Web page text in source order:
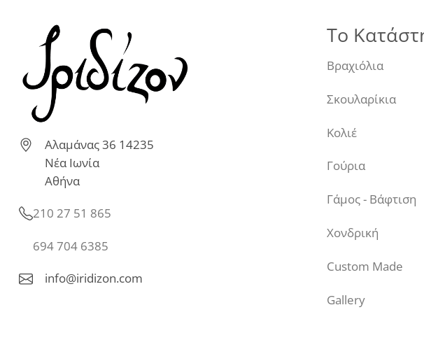
Αλαμάνας 36 14235
Νέα Ιωνία
Αθήνα
210 27 51 865
694 704 6385
info@iridizon.com
Το
Βραχιόλια
Σκουλαρίκια
Κολιέ
Γούρια
Γάμος - Βάφτιση
Χονδρική
Custom Made
Gallery